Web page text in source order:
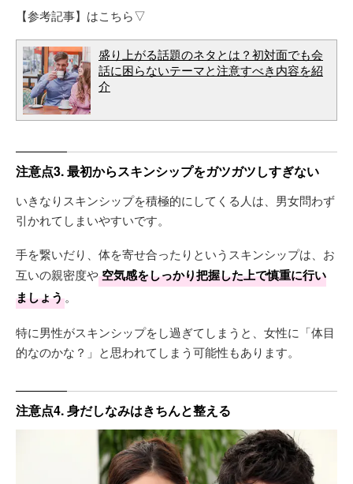
【参考記事】はこちら▽
盛り上がる話題のネタとは？初対面でも会
話に困らないテーマと注意すべき内容を紹
介
注意点3. 最初からスキンシップをガツガツしすぎない
いきなりスキンシップを積極的にしてくる人は、男女問わず
引かれてしまいやすいです。
手を繋いだり、体を寄せ合ったりというスキンシップは、お
互いの親密度や空気感をしっかり把握した上で慎重に行い
ましょう。
特に男性がスキンシップをし過ぎてしまうと、女性に「体目
的なのかな？」と思われてしまう可能性もあります。
注意点4. 身だしなみはきちんと整える